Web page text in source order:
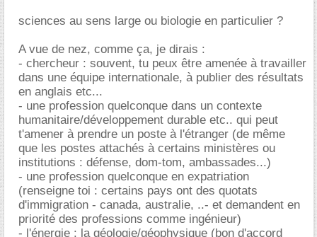
sciences au sens large ou biologie en particulier ?
A vue de nez, comme ça, je dirais :
- chercheur : souvent, tu peux être amenée à travailler
dans une équipe internationale, à publier des résultats
en anglais etc...
- une profession quelconque dans un contexte
humanitaire/développement durable etc.. qui peut
t'amener à prendre un poste à l'étranger (de même
que les postes attachés à certains ministères ou
institutions : défense, dom-tom, ambassades...)
- une profession quelconque en expatriation
(renseigne toi : certains pays ont des quotats
d'immigration - canada, australie, ..- et demandent en
priorité des professions comme ingénieur)
- l'énergie : la géologie/géophysique (bon d'accord